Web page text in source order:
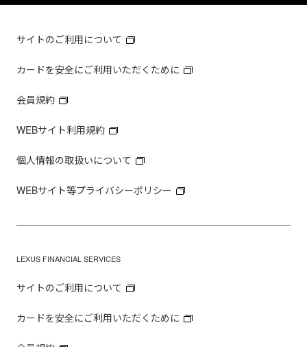
サイトのご利用について
カードを安全にご利用いただくために
会員規約
WEBサイト利用規約
個人情報の取扱いについて
WEBサイト等プライバシーポリシー
LEXUS FINANCIAL SERVICES
サイトのご利用について
カードを安全にご利用いただくために